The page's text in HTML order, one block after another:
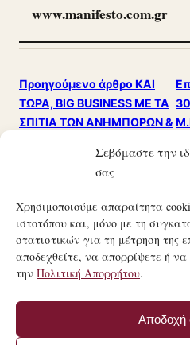
Σεβόμαστε την
σας
Χρησιμοποιούμε απαραίτητα
ιστοτόπου και, μόνο με τη
στατιστικών για τη μέτρηση της
αποδεχθείτε, να απορρίψετε ή να
την Πολιτική Απορρήτου.
Αποδοχή
www.manifesto.com.gr
Προηγούμενο άρθρο ΚΑΙ
ΤΩΡΑ, BIG BUSINESS ΜΕ ΤΑ
ΣΠΙΤΙΑ ΤΩΝ ΑΝΗΜΠΟΡΩΝ &
21ΟΣ ΑΙΏΝΑΣ